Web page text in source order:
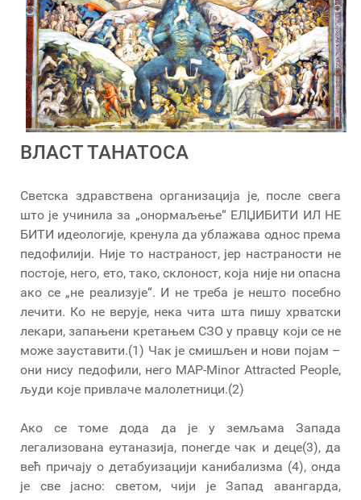
ВЛАСТ ТАНАТОСА
Светска здравствена организација је, после свега
што је учинила за „онормаљење“ ЕЛЏИБИТИ ИЛ НЕ
БИТИ идеологије, кренула да ублажава однос према
педофилији. Није то настраност, јер настраности не
постоје, него, ето, тако, склоност, која није ни опасна
ако се „не реализује“. И не треба је нешто посебно
лечити. Ко не верује, нека чита шта пишу хрватски
лекари, запањени кретањем СЗО у правцу који се не
може зауставити.(1) Чак је смишљен и нови појам –
они нису педофили, него MAP-Minor Attracted People,
људи које привлаче малолетници.(2)
Ако се томе дода да је у земљама Запада
легализована еутаназија, понегде чак и деце(3), да
већ причају о детабуизацији канибализма (4), онда
је све јасно: светом, чији је Запад авангарда,